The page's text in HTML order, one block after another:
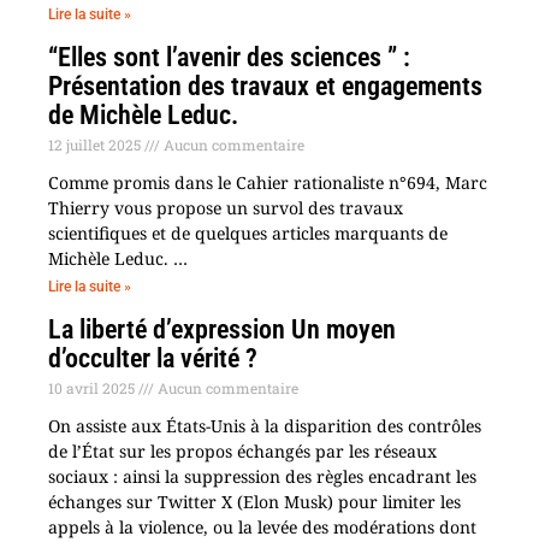
Lire la suite »
“Elles sont l’avenir des sciences ” :
Présentation des travaux et engagements
de Michèle Leduc.
12 juillet 2025 Aucun commentaire
Comme promis dans le Cahier rationaliste n°694, Marc
Thierry vous propose un survol des travaux
scientifiques et de quelques articles marquants de
Michèle Leduc. …
Lire la suite »
La liberté d’expression Un moyen
d’occulter la vérité ?
10 avril 2025 Aucun commentaire
On assiste aux États-Unis à la disparition des contrôles
de l’État sur les propos échangés par les réseaux
sociaux : ainsi la suppression des règles encadrant les
échanges sur Twitter X (Elon Musk) pour limiter les
appels à la violence, ou la levée des modérations dont